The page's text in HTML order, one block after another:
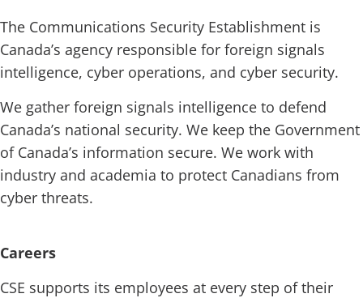
The Communications Security Establishment is
Canada’s agency responsible for foreign signals
intelligence, cyber operations, and cyber security.
We gather foreign signals intelligence to defend
Canada’s national security. We keep the Government
of Canada’s information secure. We work with
industry and academia to protect Canadians from
cyber threats.
Careers
CSE supports its employees at every step of their